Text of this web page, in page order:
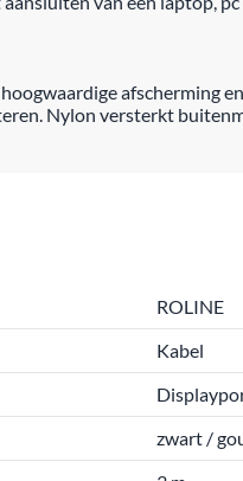
afscherming
Nylon versterkt
ROLINE
Kabel
zwart /